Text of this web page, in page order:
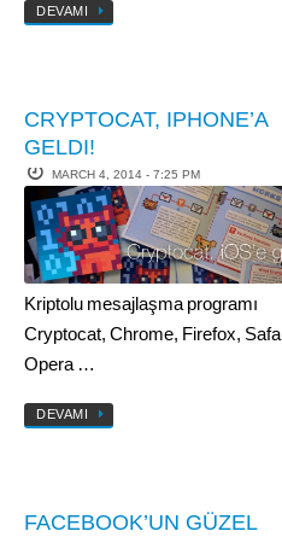
DEVAMI
CRYPTOCAT, IPHONE’A
GELDI!
MARCH 4, 2014 - 7:25 PM
Kriptolu mesajlaşma programı
Cryptocat, Chrome, Firefox,
Opera …
DEVAMI
FACEBOOK’UN GÜZEL